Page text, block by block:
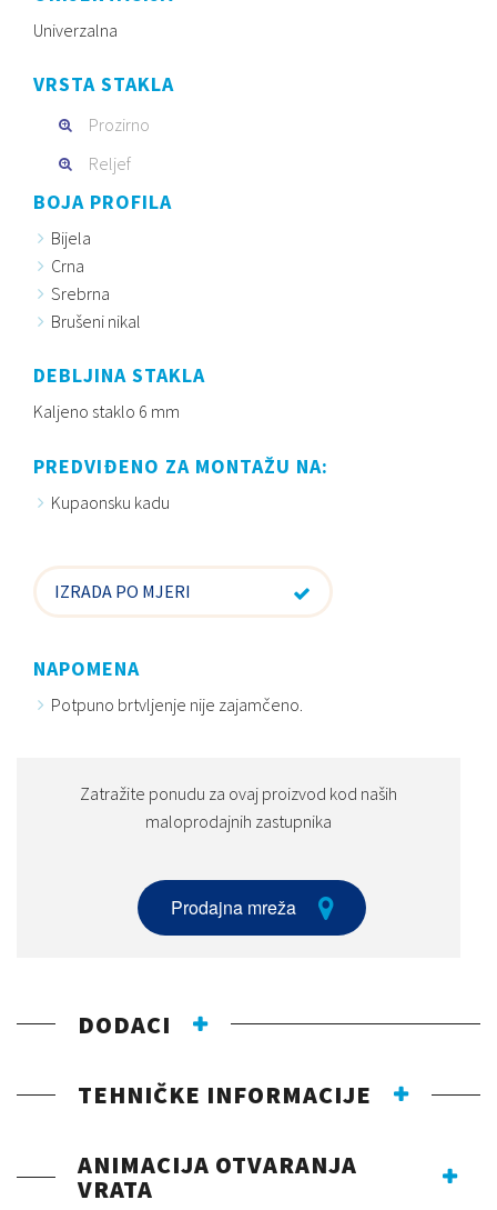
Univerzalna
VRSTA STAKLA
Prozirno
Reljef
BOJA PROFILA
Bijela
Crna
Srebrna
Brušeni nikal
DEBLJINA STAKLA
Kaljeno staklo 6 mm
PREDVIĐENO ZA MONTAŽU NA:
Kupaonsku kadu
IZRADA PO MJERI
NAPOMENA
Potpuno brtvljenje nije zajamčeno.
Zatražite ponudu za ovaj proizvod kod naših
maloprodajnih zastupnika
Prodajna mreža
DODACI
TEHNIČKE INFORMACIJE
ANIMACIJA OTVARANJA
VRATA